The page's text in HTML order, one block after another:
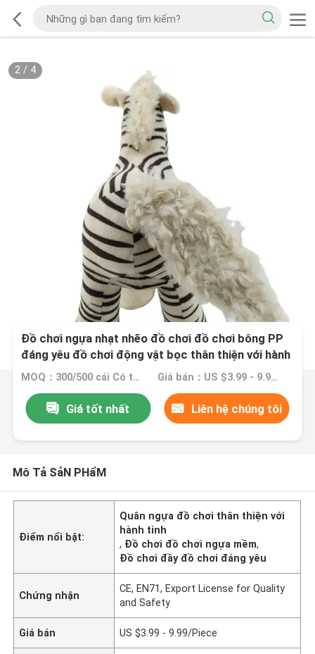
2/ 4
Đồ chơi ngựa nhạt nhẽo đồ chơi đồ chơi bông PP
đáng yêu đồ chơi động vật bọc thân thiện với hành
tinh
MOQ：300/500 cái Có thể thương lượng Giá bán：US $3.99 - 9.99/Piece
Giá tốt nhất Liên hệ chúng tôi
Mô Tả SảN PHẩM
Điểm nổi bật:
Quân ngựa đồ chơi thân thiện với
hành tinh
, Đồ chơi đồ chơi ngựa mềm,
Đồ chơi đầy đồ chơi đáng yêu
Chứng nhận
CE, EN71, Export License for Quality
and Safety
Giá bán US $3.99 - 9.99/Piece